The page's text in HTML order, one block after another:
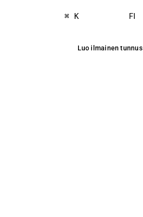
⌘ K FI
Luo ilmainen tunnus